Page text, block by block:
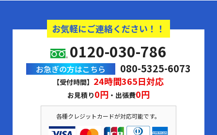
お気軽にご連絡ください！！
0120-030-786
お急ぎの方はこちら 080-5325-6073
【受付時間】 24時間365日対応
お見積り0円 ・出張費0円
各種クレジットカードが対応可能です。